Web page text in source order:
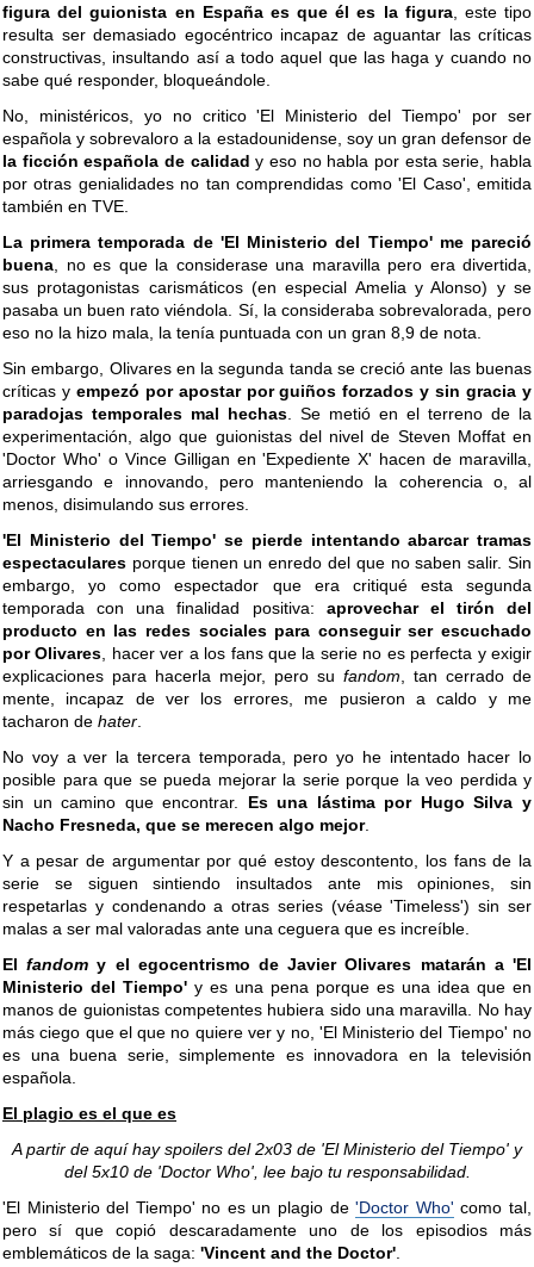
figura del guionista en España es que él es la figura, este tipo
resulta ser demasiado egocéntrico incapaz de aguantar las críticas
constructivas, insultando así a todo aquel que las haga y cuando no
sabe qué responder, bloqueándole.
No, ministéricos, yo no critico 'El Ministerio del Tiempo' por ser
española y sobrevaloro a la estadounidense, soy un gran defensor de
la ficción española de calidad y eso no habla por esta serie, habla
por otras genialidades no tan comprendidas como 'El Caso', emitida
también en TVE.
La primera temporada de 'El Ministerio del Tiempo' me pareció
buena , no es que la considerase una maravilla pero era divertida,
sus protagonistas carismáticos (en especial Amelia y Alonso) y se
pasaba un buen rato viéndola. Sí, la consideraba sobrevalorada, pero
eso no la hizo mala, la tenía puntuada con un gran 8,9 de nota.
Sin embargo, Olivares en la segunda tanda se creció ante las buenas
críticas y empezó por apostar por guiños forzados y sin gracia y
paradojas temporales mal hechas . Se metió en el terreno de la
experimentación, algo que guionistas del nivel de Steven Moffat en
'Doctor Who' o Vince Gilligan en 'Expediente X' hacen de maravilla,
arriesgando e innovando, pero manteniendo la coherencia o, al
menos, disimulando sus errores.
'El Ministerio del Tiempo' se pierde intentando abarcar tramas
espectaculares porque tienen un enredo del que no saben salir. Sin
embargo, yo como espectador que era critiqué esta segunda
temporada con una finalidad positiva: aprovechar el tirón del
producto en las redes sociales para conseguir ser escuchado
por Olivares , hacer ver a los fans que la serie no es perfecta y exigir
explicaciones para hacerla mejor, pero su fandom , tan cerrado de
mente, incapaz de ver los errores, me pusieron a caldo y me
tacharon de hater
No voy a ver la tercera temporada, pero yo he intentado hacer lo
posible para que se pueda mejorar la serie porque la veo perdida y
sin un camino que encontrar. Es una lástima por Hugo Silva y
Nacho Fresneda, que se merecen algo mejor.
Y a pesar de argumentar por qué estoy descontento, los fans de la
serie se siguen sintiendo insultados ante mis opiniones, sin
respetarlas y condenando a otras series (véase 'Timeless') sin ser
malas a ser mal valoradas ante una ceguera que es increíble.
Elfandom y el egocentrismo de Javier Olivares matarán a 'El
Ministerio del Tiempo' y es una pena porque es una idea que en
manos de guionistas competentes hubiera sido una maravilla. No hay
más ciego que el que no quiere ver y no, 'El Ministerio del Tiempo' no
es una buena serie, simplemente es innovadora en la televisión
española.
El plagio es el que es
A partir de aquí hay spoilers del 2x03 de 'El Ministerio del Tiempo' y
del 5x10 de 'Doctor Who', lee bajo tu responsabilidad.
'El Ministerio del Tiempo' no es un plagio de'Doctor Who' como tal,
pero sí que copió descaradamente uno de los episodios más
emblemáticos de la saga: 'Vincent and the Doctor'